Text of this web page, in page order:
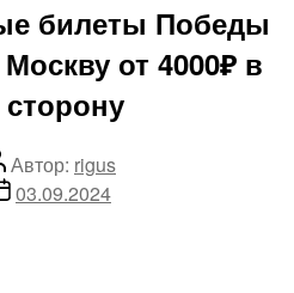
билеты Победы
от 4000₽ в
Автор: rigus
03.09.2024